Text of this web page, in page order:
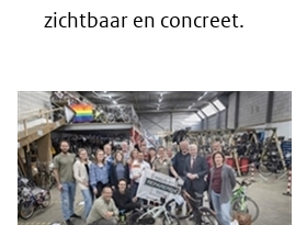
zichtbaar en concreet.